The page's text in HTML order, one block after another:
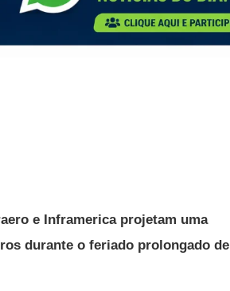
e Inframerica projetam uma
durante o feriado prolongado de